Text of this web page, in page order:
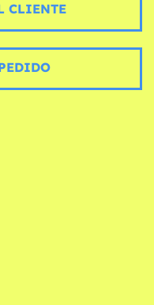
CLIENTE